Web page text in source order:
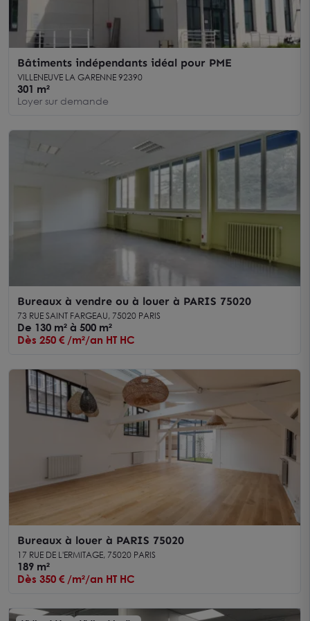
Bâtiments indépendants idéal pour PME
VILLENEUVE LA GARENNE 92390
301 m²
Loyer sur demande
Bureaux à vendre ou à louer à PARIS 75020
73 RUE SAINT FARGEAU, 75020 PARIS
De 130 m² à 500 m²
Dès 250 € /m²/an HT HC
Bureaux à louer à PARIS 75020
17 RUE DE L'ERMITAGE, 75020 PARIS
189 m²
Dès 350 € /m²/an HT HC